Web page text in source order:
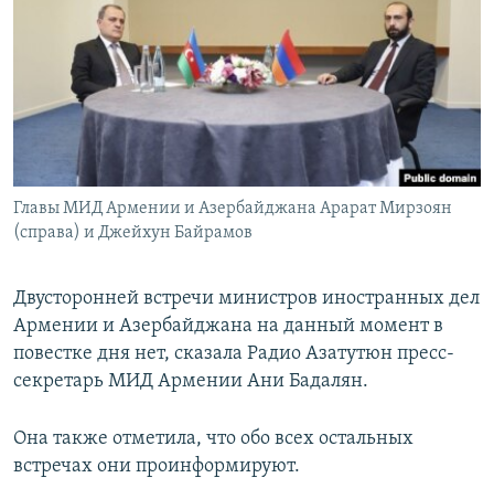
Հայերեն
English
Русский
Все сайты Радио Азатутюн
Главы МИД Армении и Азербайджана Арарат Мирзоян
(справа) и Джейхун Байрамов
Двусторонней встречи министров иностранных дел
Армении и Азербайджана на данный момент в
повестке дня нет, сказала Радио Азатутюн пресс-
секретарь МИД Армении Ани Бадалян.
Она также отметила, что обо всех остальных
встречах они проинформируют.